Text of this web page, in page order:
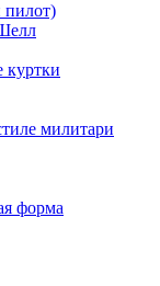
пилот)
куртки
милитари
форма